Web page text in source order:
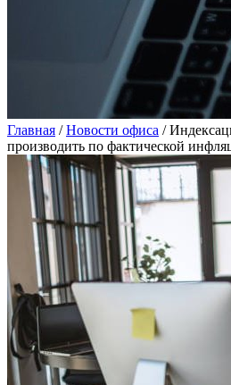
Главная /Новости офиса /
производить по фактической